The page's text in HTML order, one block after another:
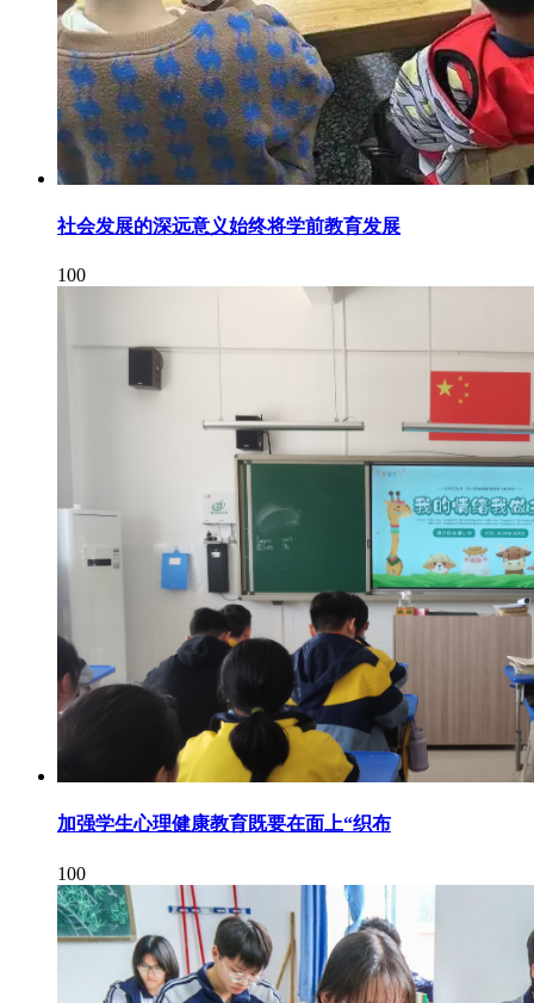
社会发展的深远意义始终将学前教育发展
100
加强学生心理健康教育既要在面上“织布
100